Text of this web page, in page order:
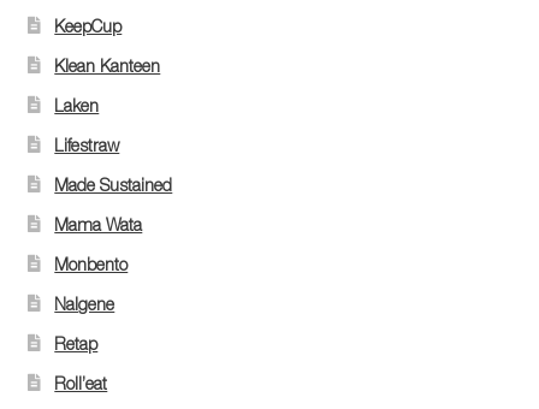
KeepCup
Klean Kanteen
Laken
Lifestraw
Made Sustained
Mama Wata
Monbento
Nalgene
Retap
Roll’eat